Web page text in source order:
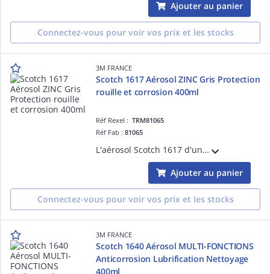
Ajouter au panier
Connectez-vous pour voir vos prix et les stocks
3M FRANCE
Scotch 1617 Aérosol ZINC Gris Protection
rouille et corrosion 400ml
Réf Rexel :TRM81065
Réf Fab :81065
L'aérosol Scotch 1617 d'une contenance de 400 ml est un produit de galvanisation à froid qui procure une protection permanente contre la rouille et la corrosion.
Ajouter au panier
Connectez-vous pour voir vos prix et les stocks
3M FRANCE
Scotch 1640 Aérosol MULTI-FONCTIONS
Anticorrosion Lubrification Nettoyage
400ml